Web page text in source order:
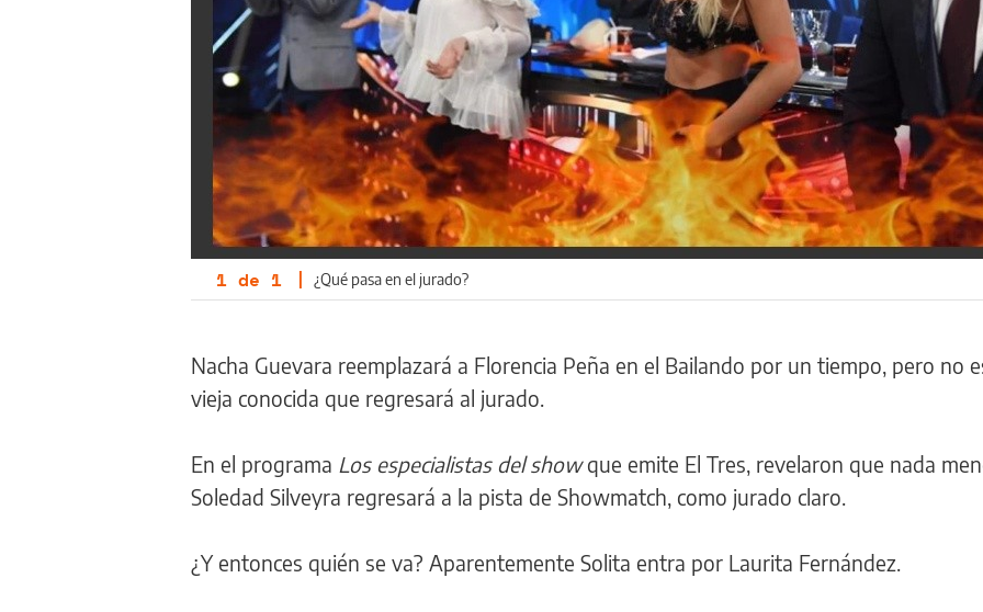
1 de 1 | ¿Qué pasa en el jurado?
Nacha Guevara reemplazará a Florencia Peña en el Bailando por un tiempo, pero no
vieja conocida que regresará al jurado.
En el programa Los especialistas del showque emite El Tres, revelaron que nada
Soledad Silveyra regresará a la pista de Showmatch, como jurado claro.
¿Y entonces quién se va? Aparentemente Solita entra por Laurita Fernández.